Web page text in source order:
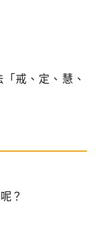
戒、定、慧、
？